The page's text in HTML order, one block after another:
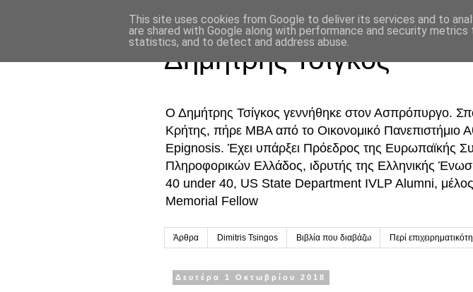
Δημήτρης Τσίγκος
Ο Δημήτρης Τσίγκος γεννήθηκε στον Ασπρόπυργο.
Κρήτης, πήρε MBA από το Οικονομικό Πανεπιστήμιο
Epignosis. Έχει υπάρξει Πρόεδρος της Ευρωπαϊκής
Πληροφορικών Ελλάδος, ιδρυτής της Ελληνικής
40 under 40, US State Department IVLP Alumni,
Memorial Fellow
Άρθρα Dimitris Tsingos Βιβλία που διαβάζω Περί
Δευτέρα 1 Οκτωβρίου 2018
This site uses cookies from Google to deliver its services and to
are shared with Google along with performance and security
statistics, and to detect and address abuse.